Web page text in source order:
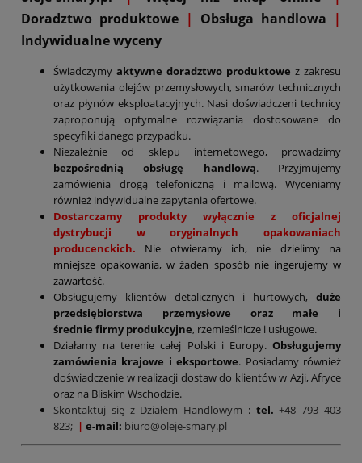
Doradztwo produktowe | Obsługa handlowa |
Indywidualne wyceny
Świadczymy aktywne doradztwo produktowe z zakresu
użytkowania olejów przemysłowych, smarów technicznych
oraz płynów eksploatacyjnych. Nasi doświadczeni technicy
zaproponują optymalne rozwiązania dostosowane do
specyfiki danego przypadku.
Niezależnie od sklepu internetowego, prowadzimy
bezpośrednią obsługę handlową. Przyjmujemy
zamówienia drogą telefoniczną i mailową. Wyceniamy
również indywidualne zapytania ofertowe.
Dostarczamy produkty wyłącznie z oficjalnej
dystrybucji w oryginalnych opakowaniach
producenckich. Nie otwieramy ich, nie dzielimy na
mniejsze opakowania, w żaden sposób nie ingerujemy w
zawartość.
Obsługujemy klientów detalicznych i hurtowych, duże
przedsiębiorstwa przemysłowe oraz małe i
średnie firmy produkcyjne, rzemieślnicze i usługowe.
Działamy na terenie całej Polski i Europy. Obsługujemy
zamówienia krajowe i eksportowe. Posiadamy również
doświadczenie w realizacji dostaw do klientów w Azji, Afryce
oraz na Bliskim Wschodzie.
Skontaktuj się z Działem Handlowym : tel.+48 793 403
823; | e-mail: biuro@oleje-smary.pl